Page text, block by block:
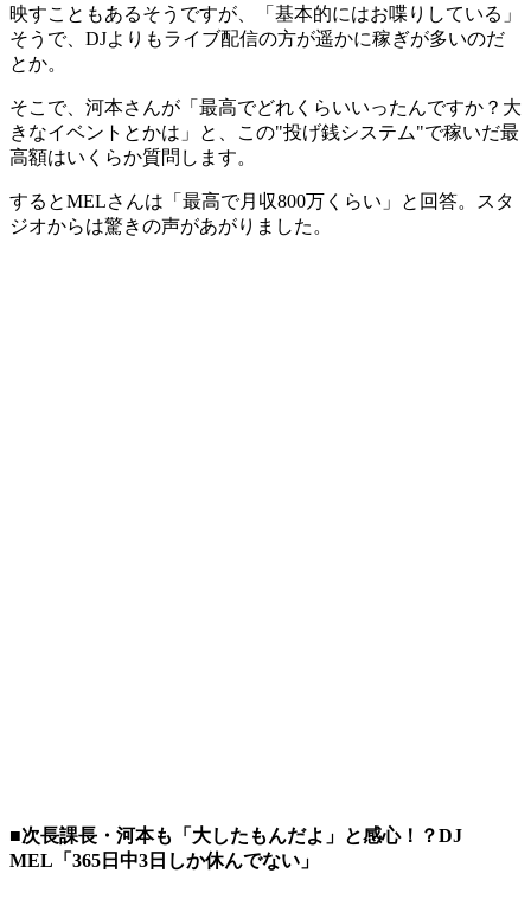
映すこともあるそうですが、「基本的にはお喋りしている」
そうで、DJよりもライブ配信の方が遥かに稼ぎが多いのだ
とか。
そこで、河本さんが「最高でどれくらいいったんですか？大
きなイベントとかは」と、この"投げ銭システム"で稼いだ最
高額はいくらか質問します。
するとMELさんは「最高で月収800万くらい」と回答。スタ
ジオからは驚きの声があがりました。
■次長課長・河本も「大したもんだよ」と感心！？DJ
MEL「365日中3日しか休んでない」